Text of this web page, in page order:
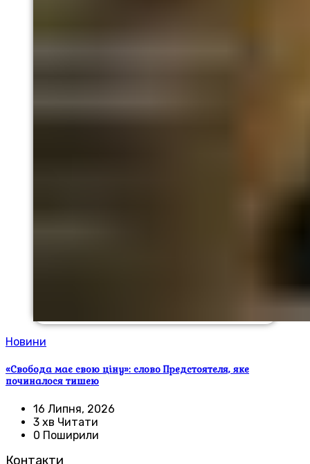
Новини
«Свобода має свою ціну»: слово Предстоятеля, яке
починалося тишею
16 Липня, 2026
3 хв Читати
0 Поширили
Контакти